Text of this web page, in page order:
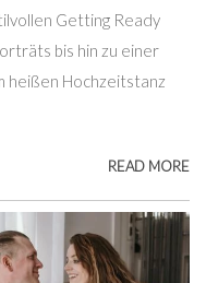
Getting Ready
bis hin zu einer
heißen Hochzeitstanz
READ MORE